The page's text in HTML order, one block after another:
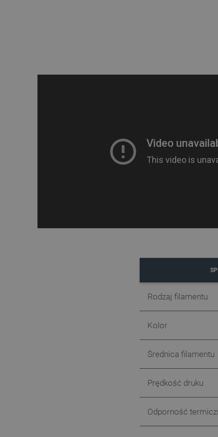
Rodzaj filamentu
Kolor
Średnica filamentu
Prędkość druku
Odporność
__cf_bm
PHPSESSID
isListDisplay
_lb_ccc
critData